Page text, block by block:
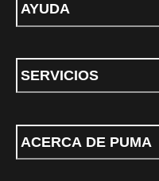
AYUDA
SERVICIOS
ACERCA DE PUMA